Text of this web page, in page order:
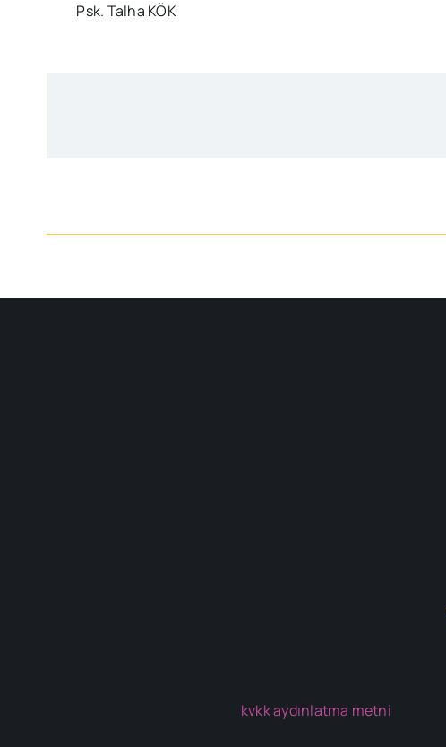
Psk. Talha KÖK
kvkk aydınlatma metni